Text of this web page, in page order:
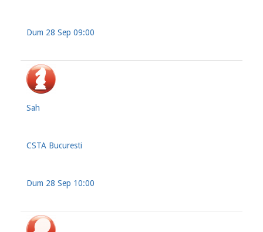
Dum 28 Sep 09:00
Sah
CSTA Bucuresti
Dum 28 Sep 10:00